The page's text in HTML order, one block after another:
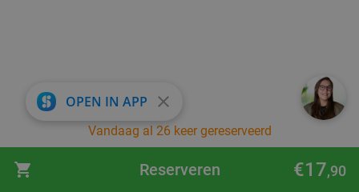
Vandaag al 26 keer gereserveerd
Reserveren €17,90
OPEN IN APP close